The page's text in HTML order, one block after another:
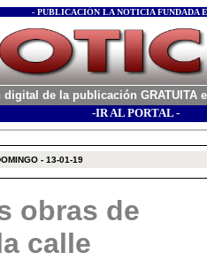
- PUBLICACIÓN LA NOTICIA FUNDADA
digital de la publicación GRATUITA
-IR AL PORTAL -
- 13-01-19
obras de
calle